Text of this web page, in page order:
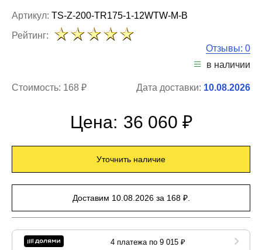
Артикул: TS-Z-200-TR175-1-12WTW-M-B
Рейтинг:
Отзывы: 0
в наличии
Стоимость: 168 ₽ Дата доставки: 10.08.2026
Цена: 36 060 ₽
Уточнить наличие
Доставим 10.08.2026 за 168 ₽.
4 платежа по 9 015 ₽